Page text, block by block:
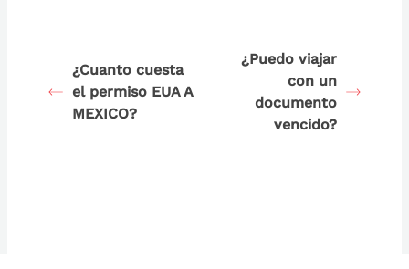
¿Cuanto cuesta
el permiso EUA A
MEXICO?
¿Puedo viajar
con un
documento
vencido?